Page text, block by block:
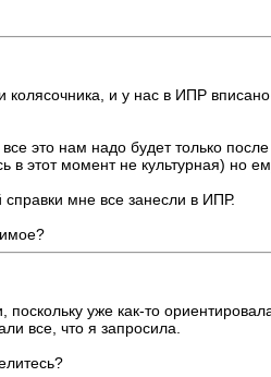
и у нас в ИПР
это нам надо будет только после
этот момент не культурная) но
мне все занесли в ИПР.
уже как-то
все, что я запросила.